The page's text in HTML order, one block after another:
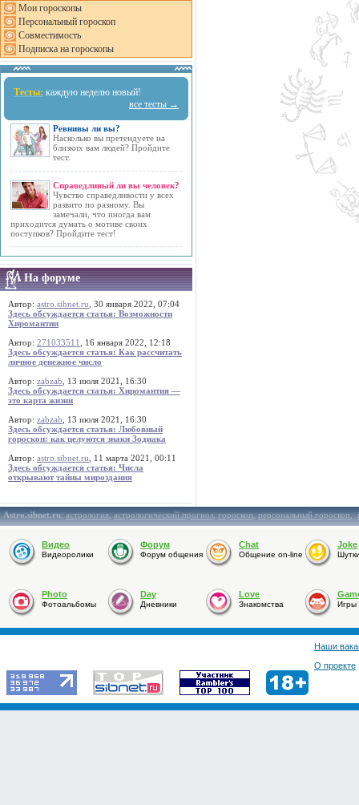
Мои гороскопы
Персональный гороскоп
Совместимость
Подписка на гороскопы
Тесты: каждую неделю новый!
все тесты →
Ревнивы ли вы?
Насколько вы претендуете на
близких вам людей? Пройдите
тест.
Справедливый ли вы человек?
Чувство справедливости у всех
развито по разному. Вы
замечали, что иногда вам
приходится думать о мотиве своих
поступков? Пройдите тест!
На форуме
Автор: astro.sibnet.ru , 30 января 2022, 07:04
Здесь обсуждается статья: Возможности
Хиромантии
Автор: 271033511
, 16 января 2022, 12:18
Здесь обсуждается статья: Как рассчитать
личное денежное число
Автор: zabzab , 13 июля 2021, 16:30
Здесь обсуждается статья: Хиромантия —
это карта жизни
Автор: zabzab , 13 июля 2021, 16:30
Здесь обсуждается статья: Любовный
гороскоп: как целуются знаки Зодиака
Автор: astro.sibnet.ru , 11 марта 2021, 00:11
Здесь обсуждается статья: Числа
открывают тайны мироздания
Astro.sibnet.ru:астрология,астрологический прогноз,гороскоп,персональный гороскоп,
Видео
Видеоролики
Форум
Форум общения
Chat
Общение on-line
Joke
Photo
Фотоальбомы
Day
Дневники
Love
Знакомства Игры
Наши
О проекте